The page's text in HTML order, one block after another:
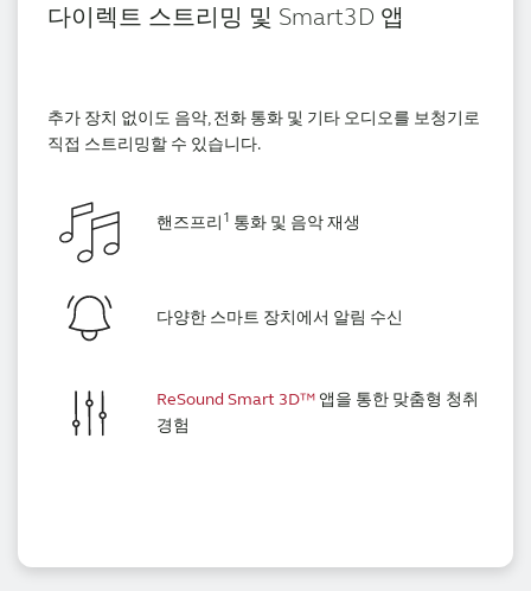
다이렉트 스트리밍 및 Smart3D 앱
추가 장치 없이도 음악, 전화 통화 및 기타 오디오를 보청기로
직접 스트리밍할 수 있습니다.
핸즈프리 1 통화 및 음악 재생
다양한 스마트 장치에서 알림 수신
ReSound Smart 3D™ 앱을 통한 맞춤형 청취
경험